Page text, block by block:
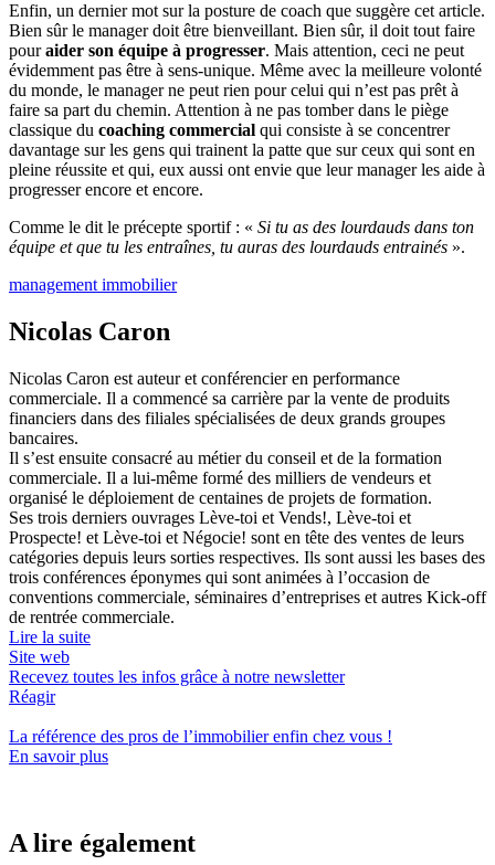
Enfin, un dernier mot sur la posture de coach que suggère cet article.
Bien sûr le manager doit être bienveillant. Bien sûr, il doit tout faire
pouraider son équipe à progresser. Mais attention, ceci ne peut
évidemment pas être à sens-unique. Même avec la meilleure volonté
du monde, le manager ne peut rien pour celui qui n’est pas prêt à
faire sa part du chemin. Attention à ne pas tomber dans le piège
classique du coaching commercial qui consiste à se concentrer
davantage sur les gens qui trainent la patte que sur ceux qui sont en
pleine réussite et qui, eux aussi ont envie que leur manager les aide à
progresser encore et encore.
Comme le dit le précepte sportif : « Si tu as des lourdauds dans ton
équipe et que tu les entraînes, tu auras des lourdauds entrainés ».
management immobilier
Nicolas Caron
Nicolas Caron est auteur et conférencier en performance
commerciale. Il a commencé sa carrière par la vente de produits
financiers dans des filiales spécialisées de deux grands groupes
bancaires.
Il s’est ensuite consacré au métier du conseil et de la formation
commerciale. Il a lui-même formé des milliers de vendeurs et
organisé le déploiement de centaines de projets de formation.
Ses trois derniers ouvrages Lève-toi et Vends!, Lève-toi et
Prospecte! et Lève-toi et Négocie! sont en tête des ventes de leurs
catégories depuis leurs sorties respectives. Ils sont aussi les bases des
trois conférences éponymes qui sont animées à l’occasion de
conventions commerciale, séminaires d’entreprises et autres Kick-off
de rentrée commerciale.
Lire la suite
Site web
Recevez toutes les infos grâce à notre newsletter
Réagir
La référence des pros de l’immobilierenfin chez vous !
En savoir plus
A lire également